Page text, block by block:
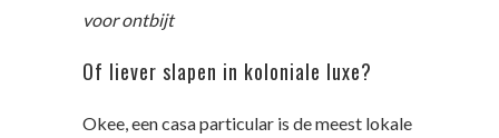
voor ontbijt
Of liever slapen in koloniale luxe?
Okee, een casa particular is de meest lokale